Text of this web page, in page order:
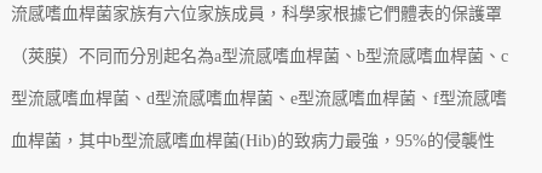
流感嗜血桿菌家族有六位家族成員，科學家根據它們體表的保護罩
（莢膜）不同而分別起名為a型流感嗜血桿菌、b型流感嗜血桿菌、c
型流感嗜血桿菌、d型流感嗜血桿菌、e型流感嗜血桿菌、f型流感嗜
血桿菌，其中b型流感嗜血桿菌(Hib)的致病力最強，95%的侵襲性